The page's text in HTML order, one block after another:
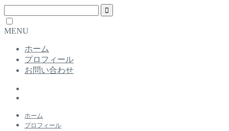
MENU
ホーム
プロフィール
お問い合わせ
ホーム
プロフィール